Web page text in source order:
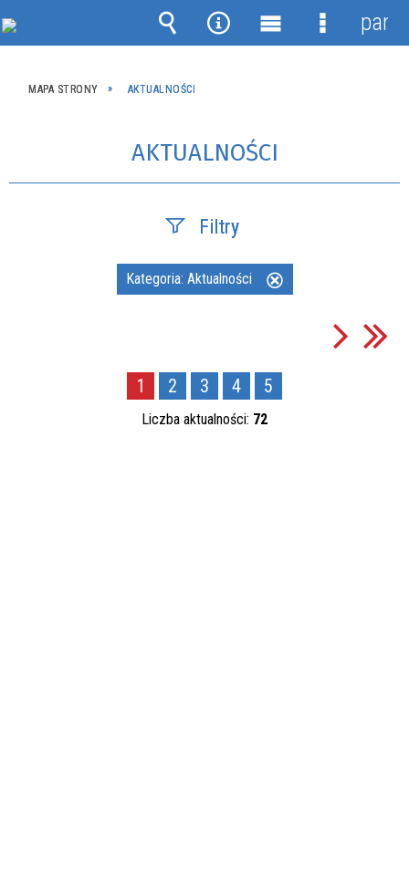
MAPA STRONY AKTUALNOŚCI
AKTUALNOŚCI
Filtry
Szukana fraza
—
Kategoria: Aktualności
1 2 3 4 5
Liczba aktualności: 72
Wyszukiwarka
Narzędzia
MenuMenu
panel